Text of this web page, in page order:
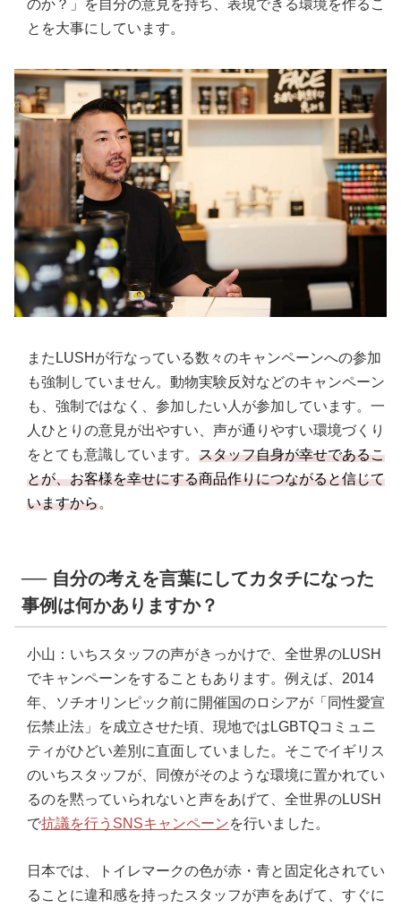
のか？」を自分の意見を持ち、表現できる環境を作るこ
とを大事にしています。
またLUSHが行なっている数々のキャンペーンへの参加
も強制していません。動物実験反対などのキャンペーン
も、強制ではなく、参加したい人が参加しています。一
人ひとりの意見が出やすい、声が通りやすい環境づくり
をとても意識しています。 スタッフ自身が幸せであるこ
とが、お客様を幸せにする商品作りにつながると信じて
いますから。
── 自分の考えを言葉にしてカタチになった
事例は何かありますか？
小山：いちスタッフの声がきっかけで、全世界のLUSH
でキャンペーンをすることもあります。例えば、2014
年、ソチオリンピック前に開催国のロシアが「同性愛宣
伝禁止法」を成立させた頃、現地ではLGBTQコミュニ
ティがひどい差別に直面していました。そこでイギリス
のいちスタッフが、同僚がそのような環境に置かれてい
るのを黙っていられないと声をあげて、全世界のLUSH
で抗議を行うSNSキャンペーンを行いました。
日本では、トイレマークの色が赤・青と固定化されてい
ることに違和感を持ったスタッフが声をあげて、すぐに